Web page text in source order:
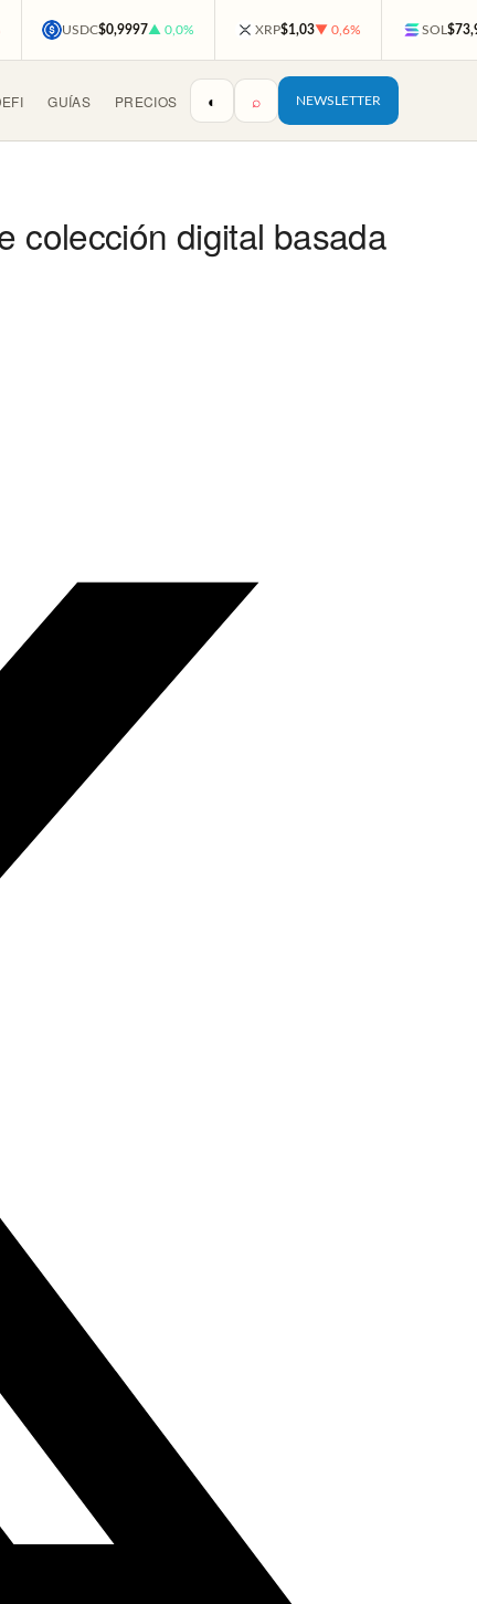
USDC$0,9997▲ 0,0% XRP$1,03▼ 0,6% SOL
GUÍAS PRECIOS ◐ ⌕ NEWSLETTER
colección digital basada